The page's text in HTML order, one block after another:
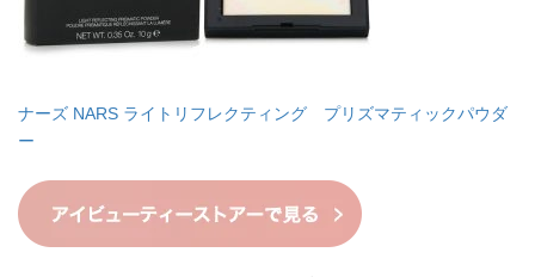
ナーズ NARS ライトリフレクティング プリズマティックパウダ
ー